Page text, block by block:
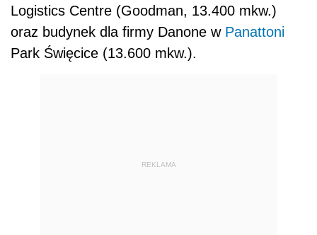
Logistics Centre (Goodman, 13.400 mkw.)
oraz budynek dla firmy Danone w Panattoni
Park Święcice (13.600 mkw.).
REKLAMA